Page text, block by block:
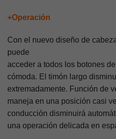
+Operación
Con el nuevo diseño de
puede
acceder a todos los botones
cómoda. El timón largo
extremadamente. Función de
maneja en una posición casi
conducción disminuirá
una operación delicada en